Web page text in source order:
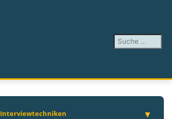
Suchen ...
Interviewtechniken